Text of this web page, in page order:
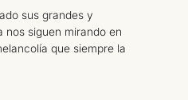
sus grandes y
nos siguen mirando en
que siempre la